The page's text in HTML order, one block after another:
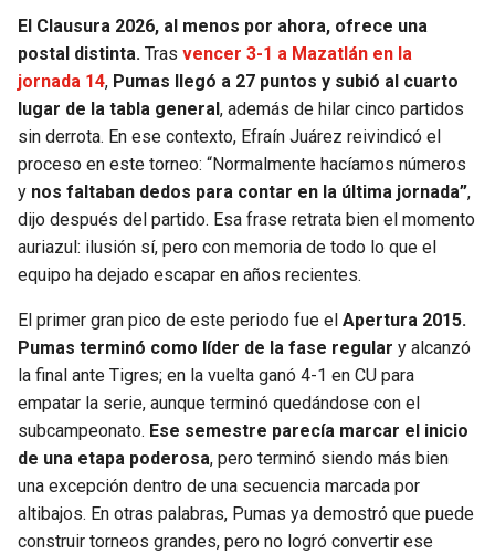
SAINTS
BUCCANEERS
El Clausura 2026, al menos por ahora, ofrece una
postal distinta. Tras vencer 3-1 a Mazatlán en la
jornada 14, Pumas llegó a 27 puntos y subió al cuarto
lugar de la tabla general , además de hilar cinco partidos
sin derrota. En ese contexto, Efraín Juárez reivindicó el
proceso en este torneo: “Normalmente hacíamos números
y nos faltaban dedos para contar en la última jornada”,
dijo después del partido. Esa frase retrata bien el momento
auriazul: ilusión sí, pero con memoria de todo lo que el
equipo ha dejado escapar en años recientes.
El primer gran pico de este periodo fue el Apertura 2015.
Pumas terminó como líder de la fase regular y alcanzó
la final ante Tigres; en la vuelta ganó 4-1 en CU para
empatar la serie, aunque terminó quedándose con el
subcampeonato. Ese semestre parecía marcar el inicio
de una etapa poderosa, pero terminó siendo más bien
una excepción dentro de una secuencia marcada por
altibajos. En otras palabras, Pumas ya demostró que puede
construir torneos grandes, pero no logró convertir ese